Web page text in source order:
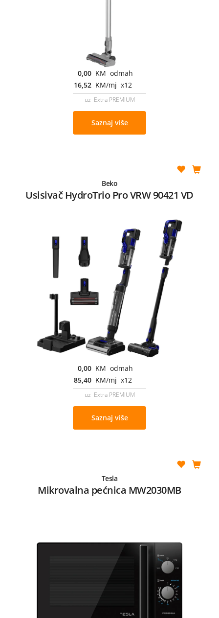
0,00 KM odmah
16,52 KM/mj x12
uz Extra PREMIUM
Saznaj više
Beko
Usisivač HydroTrio Pro VRW 90421 VD
0,00 KM odmah
85,40 KM/mj x12
uz Extra PREMIUM
Saznaj više
Tesla
Mikrovalna pećnica MW2030MB